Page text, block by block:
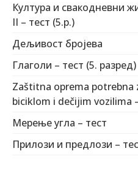
Култура и свакодневни
II – тест (5.р.)
Дељивост бројева
Глаголи – тест (5. разред)
Zaštitna oprema potrebna
biciklom i dečijim vozilima
Мерење угла – тест
Прилози и предлози –